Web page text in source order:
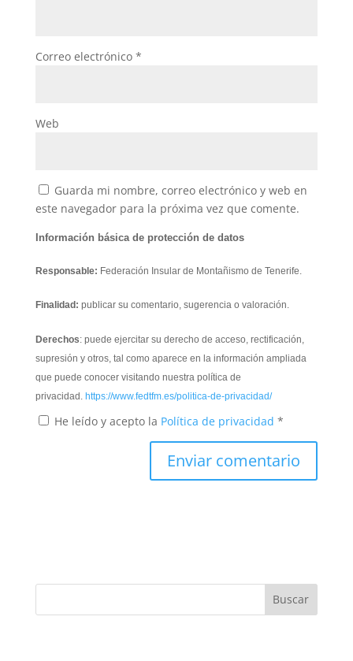
Correo electrónico *
Web
Guarda mi nombre, correo electrónico y web en
este navegador para la próxima vez que comente.
Información básica de protección de datos
Responsable: Federación Insular de Montañismo de Tenerife.
Finalidad: publicar su comentario, sugerencia o valoración.
Derechos: puede ejercitar su derecho de acceso, rectificación,
supresión y otros, tal como aparece en la información ampliada
que puede conocer visitando nuestra política de
privacidad. https://www.fedtfm.es/politica-de-privacidad/
He leído y acepto la Política de privacidad *